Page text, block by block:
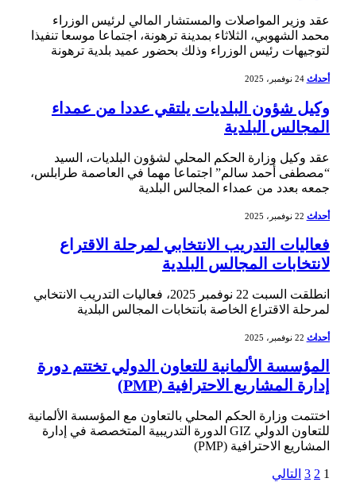
عقد وزير المواصلات والمستشار المالي لرئيس الوزراء
محمد الشهوبي، الثلاثاء بمدينة ترهونة، اجتماعا موسعا تنفيذا
لتوجيهات رئيس الوزراء وذلك بحضور عميد بلدية ترهونة
أحداث 24 نوفمبر، 2025
وكيل شؤون البلديات يلتقي عددا من عمداء
المجالس البلدية
عقد وكيل وزارة الحكم المحلي لشؤون البلديات، السيد
“مصطفى أحمد سالم” اجتماعا مهما في العاصمة طرابلس،
جمعه بعدد من عمداء المجالس البلدية
أحداث 22 نوفمبر، 2025
فعاليات التدريب الانتخابي لمرحلة الاقتراع
لانتخابات المجالس البلدية
انطلقت السبت 22 نوفمبر 2025، فعاليات التدريب الانتخابي
لمرحلة الاقتراع الخاصة بانتخابات المجالس البلدية
أحداث 22 نوفمبر، 2025
المؤسسة الألمانية للتعاون الدولي تختتم دورة
إدارة المشاريع الاحترافية (PMP)
اختتمت وزارة الحكم المحلي بالتعاون مع المؤسسة الألمانية
للتعاون الدولي GIZ الدورة التدريبية المتخصصة في إدارة
المشاريع الاحترافية (PMP)
2
3 التالي